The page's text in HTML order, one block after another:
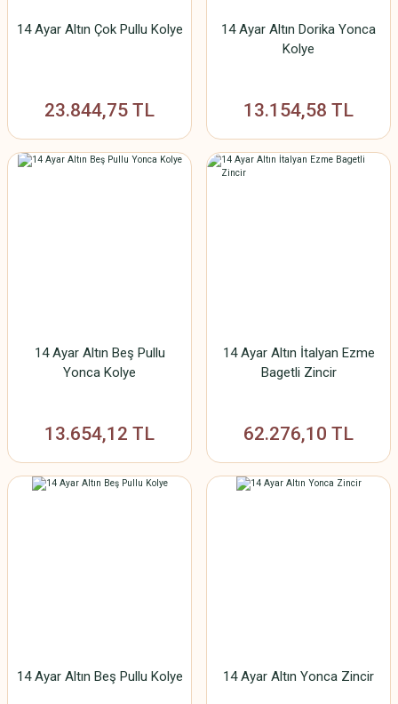
14 Ayar Altın Çok Pullu Kolye
23.844,75 TL
14 Ayar Altın Dorika Yonca
Kolye
13.154,58 TL
14 Ayar Altın Beş Pullu
Yonca Kolye
13.654,12 TL
14 Ayar Altın İtalyan Ezme
Bagetli Zincir
62.276,10 TL
14 Ayar Altın Beş Pullu Kolye 14 Ayar Altın Yonca Zincir